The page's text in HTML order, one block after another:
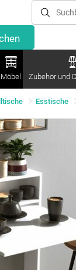
Möbel Zubehör und
Esstische